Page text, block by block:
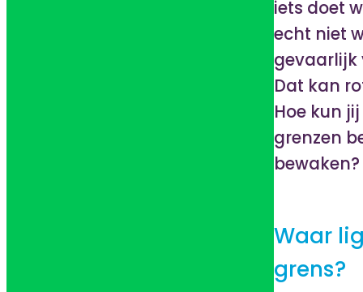
iets doet
echt niet
gevaarlijk
Dat kan
Hoe kun
grenzen
bewaken?
Waar
grens?